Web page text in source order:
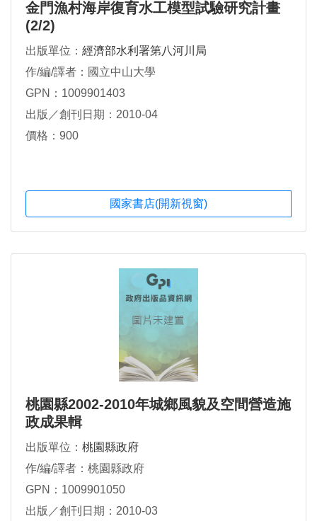
金門漁村海岸復育水工模型試驗研究計畫
(2/2)
出版單位： 經濟部水利署第八河川局
作/編/譯者：國立中山大學
GPN：1009901403
出版／創刊日期：2010-04
價格：900
國家書店(開新視窗)
桃園縣2002-2010年城鄉風貌及空間營造施
政成果輯
出版單位： 桃園縣政府
作/編/譯者：桃園縣政府
GPN：1009901050
出版／創刊日期：2010-03